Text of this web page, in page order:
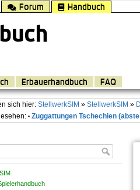
Forum Handbuch
Erbauerhandbuch FAQ
sich hier:StellwerkSIM »StellwerkSIM »
• Zuggattungen Tschechien